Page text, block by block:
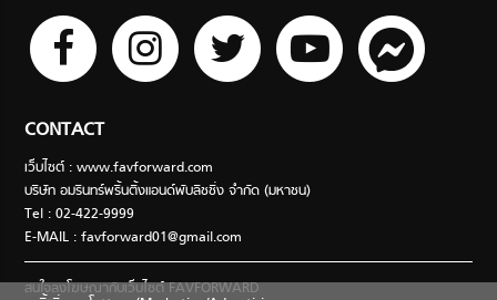
CONTACT
เว็บไซต์ : www.favforward.com
บริษัท อมรินทร์พริ้นติ้งแอนด์พับลิชชิ่ง จำกัด (มหาชน)
Tel : 02-422-9999
E-MAIL :favforward01@gmail.com
สนใจลงโฆษณากับเว็บไซต์ FAVFORWARD